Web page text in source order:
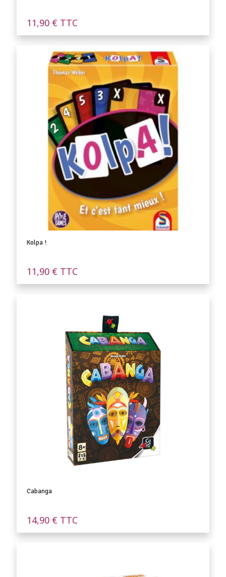
11,90 € TTC
Kolpa !
11,90 € TTC
Cabanga
14,90 € TTC